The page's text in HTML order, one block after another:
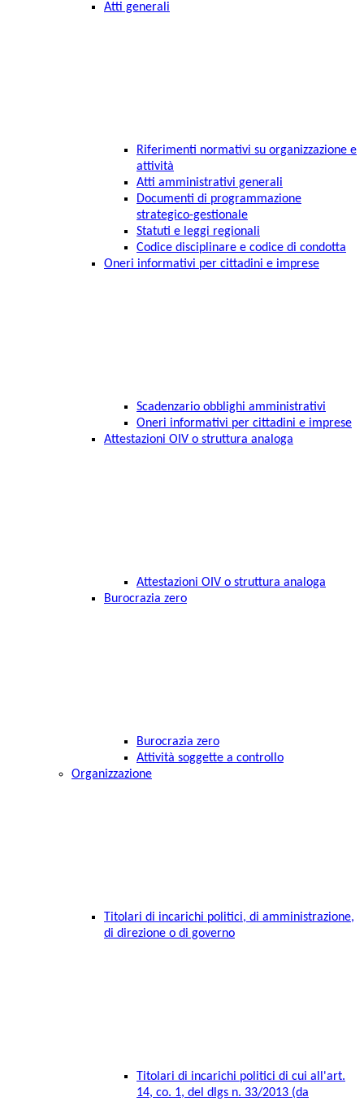
Atti generali
Riferimenti normativi su organizzazione e
attività
Atti amministrativi generali
Documenti di programmazione
strategico-gestionale
Statuti e leggi regionali
Codice disciplinare e codice di condotta
Oneri informativi per cittadini e imprese
Scadenzario obblighi amministrativi
Oneri informativi per cittadini e imprese
Attestazioni OIV o struttura analoga
Attestazioni OIV o struttura analoga
Burocrazia zero
Burocrazia zero
Attività soggette a controllo
Organizzazione
Titolari di incarichi politici, di amministrazione,
di direzione o di governo
Titolari di incarichi politici di cui all'art.
14, co. 1, del dlgs n. 33/2013 (da